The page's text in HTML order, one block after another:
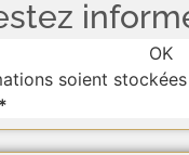
OK
soient
*